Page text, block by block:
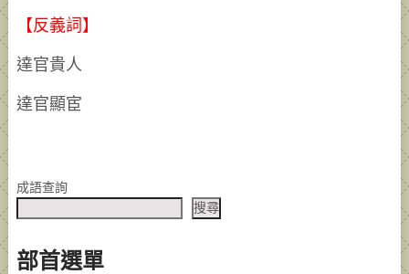
【反義詞】
達官貴人
達官顯宦
成語查詢
搜尋
部首選單